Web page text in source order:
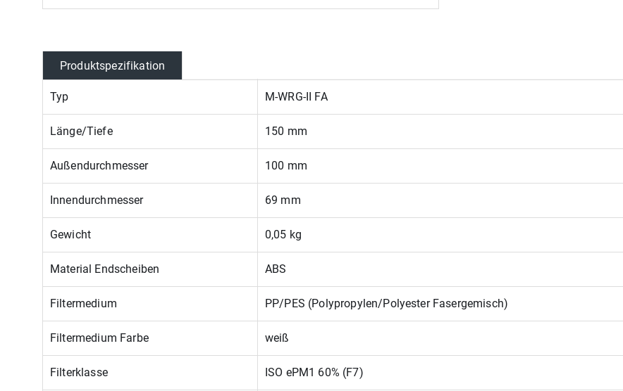
Produktspezifikation
Attributbezeichnung
Typ M-WRG-II FA
Länge/Tiefe 150 mm
Außendurchmesser 100 mm
Innendurchmesser 69 mm
Gewicht 0,05 kg
Material Endscheiben ABS
Filtermedium PP/PES (Polypropylen/Polyester Fasergemisch)
Filtermedium Farbe weiß
Filterklasse ISO ePM1 60% (F7)